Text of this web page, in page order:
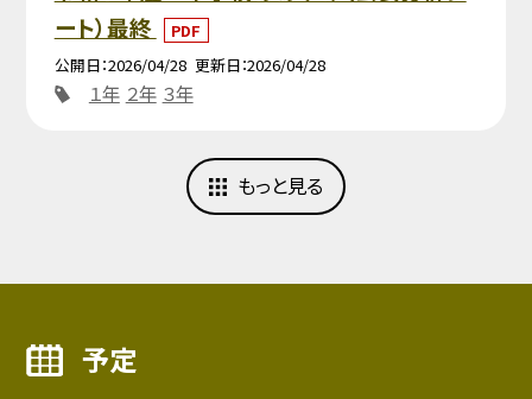
ート）最終
PDF
公開日 2026/04/28 更新日 2026/04/28
１年 ２年 ３年
もっと見る
予定